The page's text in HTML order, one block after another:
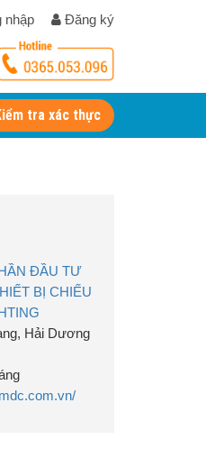
nhập Đăng ký
tra xác thực
ĐẦU TƯ
BỊ CHIẾU
Hải Dương